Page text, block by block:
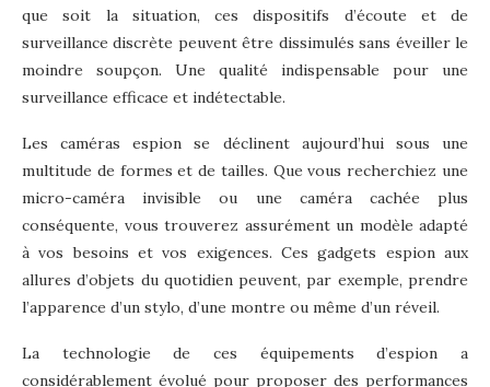
que soit la situation, ces dispositifs d’écoute et de
surveillance discrète peuvent être dissimulés sans éveiller le
moindre soupçon. Une qualité indispensable pour une
surveillance efficace et indétectable.
Les caméras espion se déclinent aujourd’hui sous une
multitude de formes et de tailles. Que vous recherchiez une
micro-caméra invisible ou une caméra cachée plus
conséquente, vous trouverez assurément un modèle adapté
à vos besoins et vos exigences. Ces gadgets espion aux
allures d’objets du quotidien peuvent, par exemple, prendre
l’apparence d’un stylo, d’une montre ou même d’un réveil.
La technologie de ces équipements d’espion a
considérablement évolué pour proposer des performances